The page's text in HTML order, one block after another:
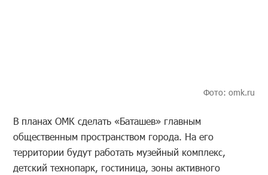
Фото: omk.ru
В планах ОМК сделать «Баташев» главным
общественным пространством города. На его
территории будут работать музейный комплекс,
детский технопарк, гостиница, зоны активного